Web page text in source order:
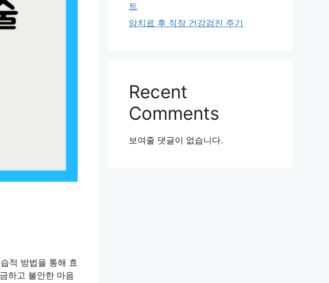
적 방법을 통해 효
하고 불안한 마음
트
암치료 후 직장 건강검진 주기
Recent
Comments
보여줄 댓글이 없습니다.